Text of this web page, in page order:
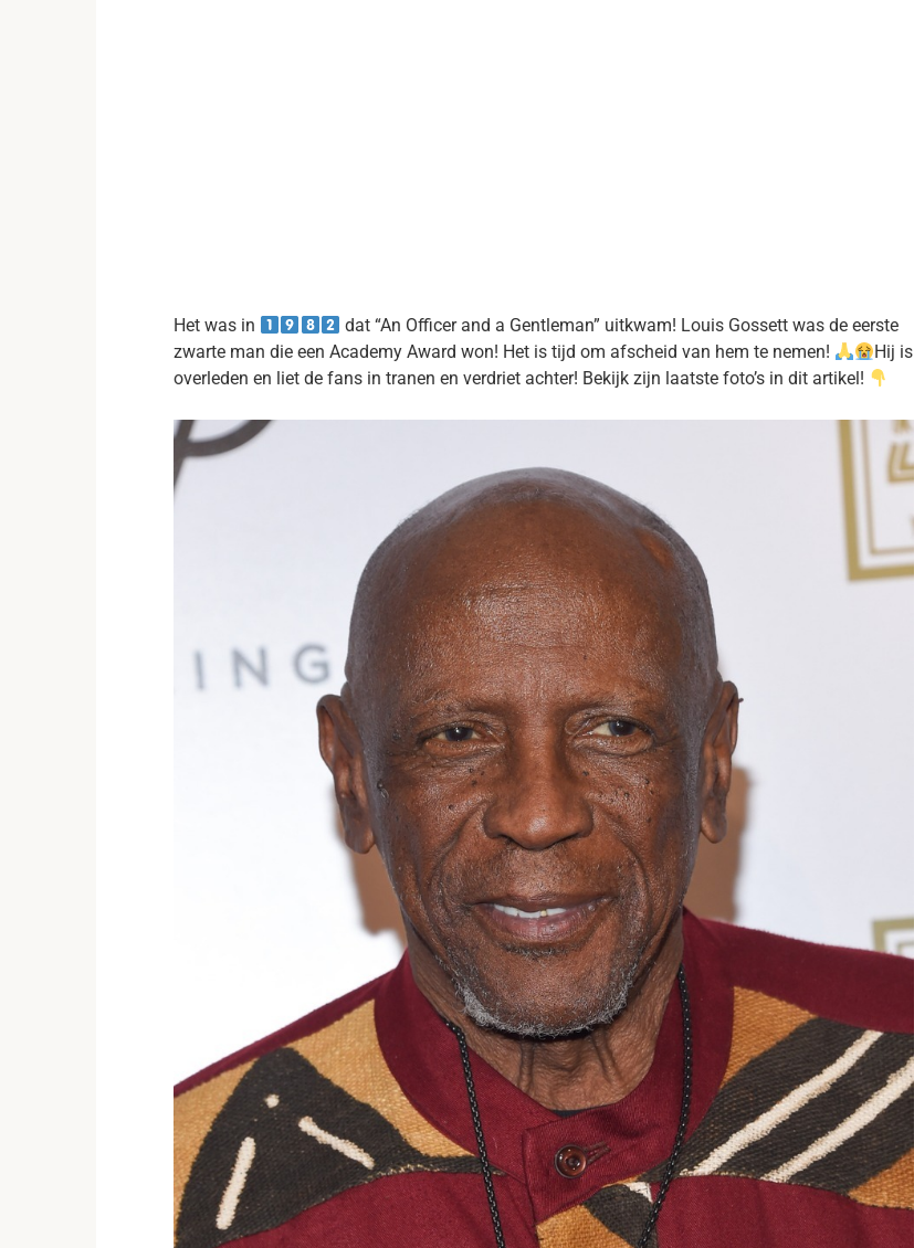
Het was in
dat “An Officer and a Gentleman” uitkwam! Louis Gossett was de eerste
zwarte man die een Academy Award won! Het is tijd om afscheid van hem te nemen!
Hij is
overleden en liet de fans in tranen en verdriet achter! Bekijk zijn laatste foto’s in dit artikel!